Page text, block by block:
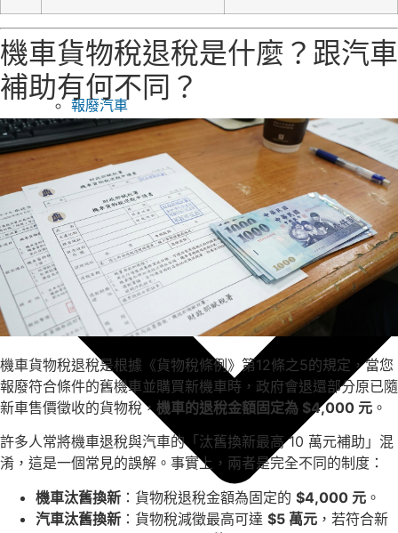
報廢汽車
機車貨物稅退稅是什麼？跟汽車
補助有何不同？
機車貨物稅退稅是根據《貨物稅條例》第12條之5的規定，當您
報廢符合條件的舊機車並購買新機車時，政府會退還部分原已隨
新車售價徵收的貨物稅， 機車的退稅金額固定為 $4,000 元 。
許多人常將機車退稅與汽車的「汰舊換新最高 10 萬元補助」混
淆，這是一個常見的誤解。事實上，兩者是完全不同的制度：
機車汰舊換新 ：貨物稅退稅金額為固定的 $4,000 元 。
汽車汰舊換新 ：貨物稅減徵最高可達 $5 萬元 ，若符合新